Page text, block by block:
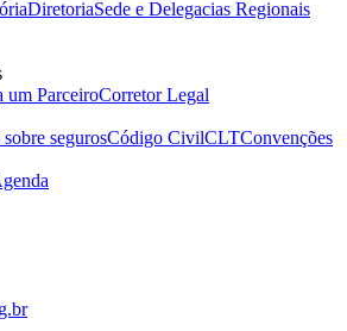
DiretoriaSede e Delegacias Regionais
um ParceiroCorretor Legal
segurosCódigo CivilCLTConvenções